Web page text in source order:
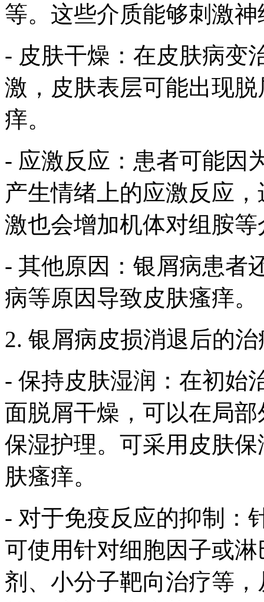
等。这些介质能够刺激
- 皮肤干燥：在皮肤病变
激，皮肤表层可能出现
痒。
- 应激反应：患者可能因
产生情绪上的应激反应
激也会增加机体对组胺
- 其他原因：银屑病患者
病等原因导致皮肤瘙痒。
2. 银屑病皮损消退后的
- 保持皮肤湿润：在初始
面脱屑干燥，可以在局
保湿护理。可采用皮肤
肤瘙痒。
- 对于免疫反应的抑制：
可使用针对细胞因子或
剂、小分子靶向治疗等